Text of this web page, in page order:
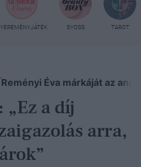
SYOSS TAROT
Reményi Éva márkáját az
a díj
arra,